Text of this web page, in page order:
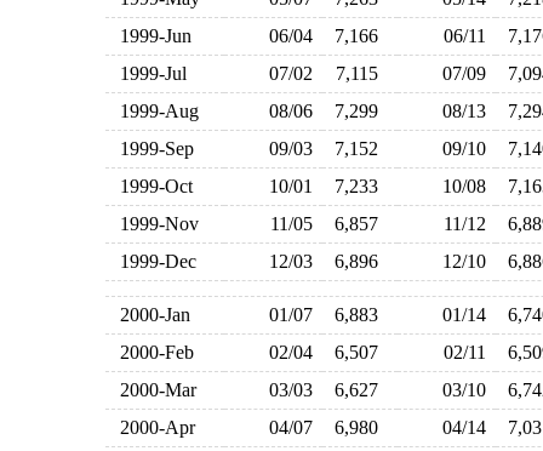
1999-Jun
06/04 7,166 06/11
1999-Jul
07/02 7,115 07/09
1999-Aug
08/06 7,299 08/13
1999-Sep
09/03 7,152 09/10
1999-Oct
10/01 7,233 10/08
1999-Nov
11/05 6,857 11/12
1999-Dec
12/03 6,896 12/10
2000-Jan 01/07 6,883 01/14
2000-Feb
02/04 6,507 02/11
2000-Mar
03/03 6,627 03/10
2000-Apr
04/07 6,980 04/14